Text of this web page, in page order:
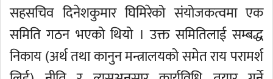
सहसचिव दिनेशकुमार घिमिरेको संयोजकत्वमा एक
समिति गठन भएको थियो । उक्त समितिलाई सम्बद्ध
निकाय (अर्थ तथा कानुन मन्त्रालयको समेत राय परामर्श